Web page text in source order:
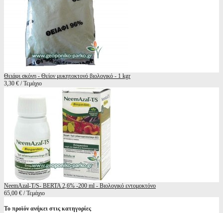
Θειάφι σκόνη - Θείον μυκητοκτονό βιολογικό - 1 kgr
3,30 € / Τεμάχιο
NeemAzal-T/S- BERTA 2,6% -200 ml - Βιολογικό εντομοκτόνο
65,00 € / Τεμάχιο
Το προϊόν ανήκει στις κατηγορίες